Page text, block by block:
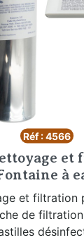
Réf : 4566
à
et filtration
de